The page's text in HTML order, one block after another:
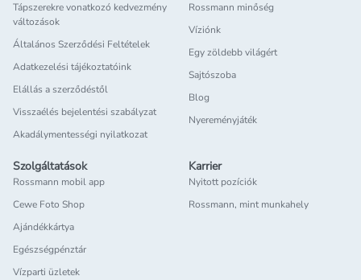
Tápszerekre vonatkozó kedvezmény
változások
Általános Szerződési Feltételek
Adatkezelési tájékoztatóink
Elállás a szerződéstől
Visszaélés bejelentési szabályzat
Akadálymentességi nyilatkozat
Rossmann minőség
Víziónk
Egy zöldebb világért
Sajtószoba
Blog
Nyereményjáték
Szolgáltatások
Rossmann mobil app
Cewe Foto Shop
Ajándékkártya
Egészségpénztár
Vízparti üzletek
Karrier
Nyitott pozíciók
Rossmann, mint munkahely